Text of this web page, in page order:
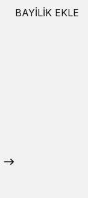
BAYİLİK EKLE